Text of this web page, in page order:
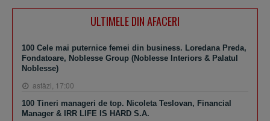
ULTIMELE DIN AFACERI
100 Cele mai puternice femei din business. Loredana Preda,
Fondatoare, Noblesse Group (Noblesse Interiors & Palatul
Noblesse)
astăzi, 17:00
100 Tineri manageri de top. Nicoleta Teslovan, Financial
Manager & IRR LIFE IS HARD S.A.